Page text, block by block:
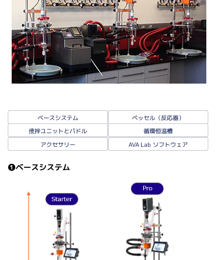
ベースシステム ベッセル（反応器）
攪拌ユニットとパドル 循環恒温槽
アクセサリー AVA Lab ソフトウェア
❶ベースシステム